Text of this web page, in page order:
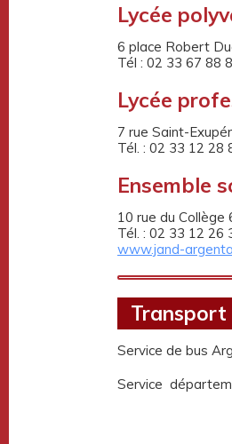
Lycée
6 place Robert
Tél : 02 33 67 88
Lycée
7 rue Saint-
Tél. : 02 33 12 28
Ensemble
10 rue du
Tél. : 02 33 12 26
www.jand-
Transport
Service de bus
Service